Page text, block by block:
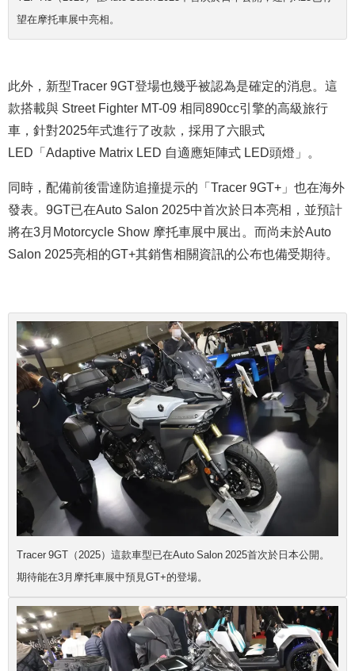
望在摩托車展中亮相。
此外，新型Tracer 9GT登場也幾乎被認為是確定的消息。這
款搭載與 Street Fighter MT-09 相同890cc引擎的高級旅行
車，針對2025年式進行了改款，採用了六眼式
LED「Adaptive Matrix LED 自適應矩陣式 LED頭燈」。
同時，配備前後雷達防追撞提示的「Tracer 9GT+」也在海外
發表。9GT已在Auto Salon 2025中首次於日本亮相，並預計
將在3月Motorcycle Show 摩托車展中展出。而尚未於Auto
Salon 2025亮相的GT+其銷售相關資訊的公布也備受期待。
Tracer 9GT（2025）這款車型已在Auto Salon 2025首次於日本公開。
期待能在3月摩托車展中預見GT+的登場。